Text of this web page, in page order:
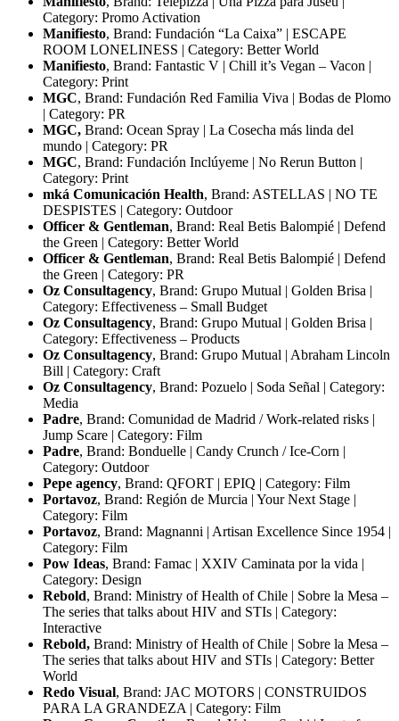
Category: Promo Activation
Manifiesto, Brand: Fundación “La Caixa” | ESCAPE
ROOM LONELINESS | Category: Better World
Manifiesto, Brand: Fantastic V | Chill it’s Vegan – Vacon |
Category: Print
MGC, Brand: Fundación Red Familia Viva | Bodas de Plomo
| Category: PR
MGC, Brand: Ocean Spray | La Cosecha más linda del
mundo | Category: PR
MGC, Brand: Fundación Inclúyeme | No Rerun Button |
Category: Print
mká Comunicación Health, Brand: ASTELLAS | NO TE
DESPISTES | Category: Outdoor
Officer & Gentleman, Brand: Real Betis Balompié | Defend
the Green | Category: Better World
Officer & Gentleman, Brand: Real Betis Balompié | Defend
the Green | Category: PR
Oz Consultagency, Brand: Grupo Mutual | Golden Brisa |
Category: Effectiveness – Small Budget
Oz Consultagency, Brand: Grupo Mutual | Golden Brisa |
Category: Effectiveness – Products
Oz Consultagency, Brand: Grupo Mutual | Abraham Lincoln
Bill | Category: Craft
Oz Consultagency, Brand: Pozuelo | Soda Señal | Category:
Media
Padre, Brand: Comunidad de Madrid / Work-related risks |
Jump Scare | Category: Film
Padre, Brand: Bonduelle | Candy Crunch / Ice-Corn |
Category: Outdoor
Pepe agency, Brand: QFORT | EPIQ | Category: Film
Portavoz, Brand: Región de Murcia | Your Next Stage |
Category: Film
Portavoz, Brand: Magnanni | Artisan Excellence Since 1954 |
Category: Film
Pow Ideas, Brand: Famac | XXIV Caminata por la vida |
Category: Design
Rebold, Brand: Ministry of Health of Chile | Sobre la Mesa –
The series that talks about HIV and STIs | Category:
Interactive
Rebold, Brand: Ministry of Health of Chile | Sobre la Mesa –
The series that talks about HIV and STIs | Category: Better
World
Redo Visual, Brand: JAC MOTORS | CONSTRUIDOS
PARA LA GRANDEZA | Category: Film